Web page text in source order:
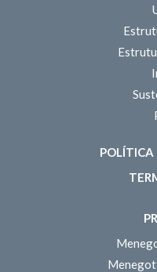
POLÍTICA